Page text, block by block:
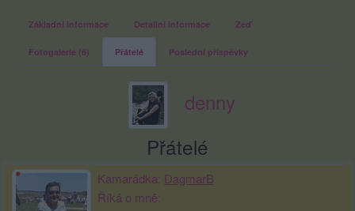
Základní informace Detailní informace Zeď
Fotogalerie (6) Přátelé Poslední příspěvky
denny
Přátelé
Kamarádka: DagmarB
Říká o mně: